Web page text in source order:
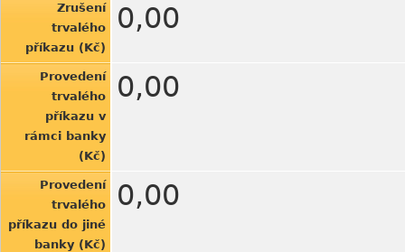
Zrušení
trvalého
příkazu (Kč)
0,00
Provedení
trvalého
příkazu v
rámci banky
(Kč)
0,00
Provedení
trvalého
příkazu do jiné
banky (Kč)
0,00